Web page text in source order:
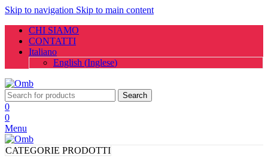
Skip to navigation Skip to main content
CHI SIAMO
CONTATTI
Italiano
English (Inglese)
Search
0
0
Menu
CATEGORIE PRODOTTI